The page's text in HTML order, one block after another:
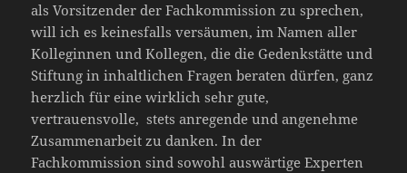
als Vorsitzender der Fachkommission zu sprechen,
will ich es keinesfalls versäumen, im Namen aller
Kolleginnen und Kollegen, die die Gedenkstätte und
Stiftung in inhaltlichen Fragen beraten dürfen, ganz
herzlich für eine wirklich sehr gute,
vertrauensvolle, stets anregende und angenehme
Zusammenarbeit zu danken. In der
Fachkommission sind sowohl auswärtige Experten